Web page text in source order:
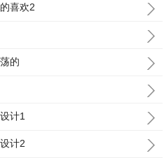
喜欢2
的
计1
计2